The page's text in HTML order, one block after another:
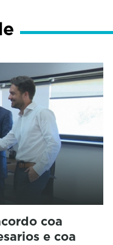
coa
e coa